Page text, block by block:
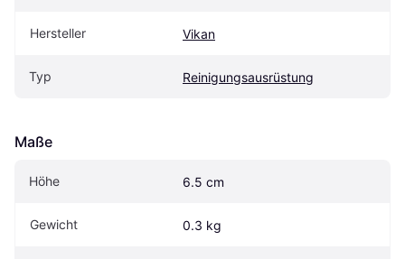
Hersteller Vikan
Typ Reinigungsausrüstung
Maße
Höhe 6.5 cm
Gewicht 0.3 kg